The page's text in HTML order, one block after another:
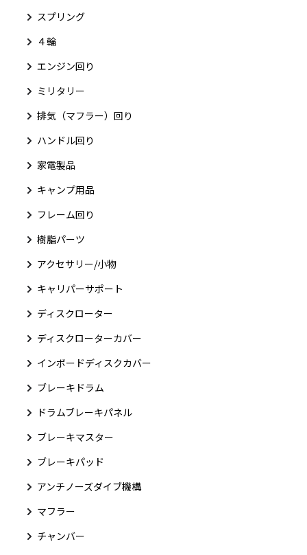
スプリング
４輪
エンジン回り
ミリタリー
排気（マフラー）回り
ハンドル回り
家電製品
キャンプ用品
フレーム回り
樹脂パーツ
アクセサリー/小物
キャリパーサポート
ディスクローター
ディスクローターカバー
インボードディスクカバー
ブレーキドラム
ドラムブレーキパネル
ブレーキマスター
ブレーキパッド
アンチノーズダイブ機構
マフラー
チャンバー